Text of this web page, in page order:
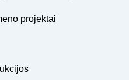
projektai